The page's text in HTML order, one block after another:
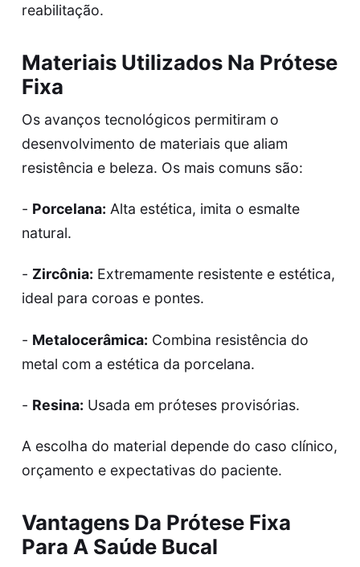
reabilitação.
Materiais Utilizados Na Prótese
Fixa
Os avanços tecnológicos permitiram o
desenvolvimento de materiais que aliam
resistência e beleza. Os mais comuns são:
- Porcelana: Alta estética, imita o esmalte
natural.
- Zircônia: Extremamente resistente e estética,
ideal para coroas e pontes.
- Metalocerâmica: Combina resistência do
metal com a estética da porcelana.
- Resina: Usada em próteses provisórias.
A escolha do material depende do caso clínico,
orçamento e expectativas do paciente.
Vantagens Da Prótese Fixa
Para A Saúde Bucal